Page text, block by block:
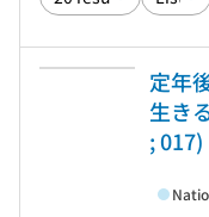
定年
生き
; 017)